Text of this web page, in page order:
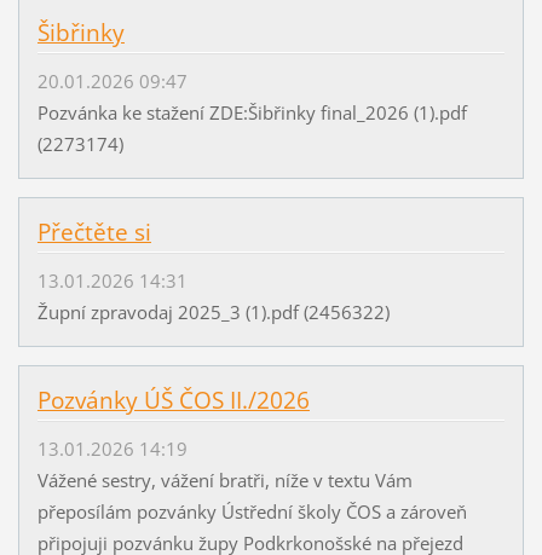
Šibřinky
20.01.2026 09:47
Pozvánka ke stažení ZDE:Šibřinky final_2026 (1).pdf
(2273174)
Přečtěte si
13.01.2026 14:31
Župní zpravodaj 2025_3 (1).pdf (2456322)
Pozvánky ÚŠ ČOS II./2026
13.01.2026 14:19
Vážené sestry, vážení bratři, níže v textu Vám
přeposílám pozvánky Ústřední školy ČOS a zároveň
připojuji pozvánku župy Podkrkonošské na přejezd